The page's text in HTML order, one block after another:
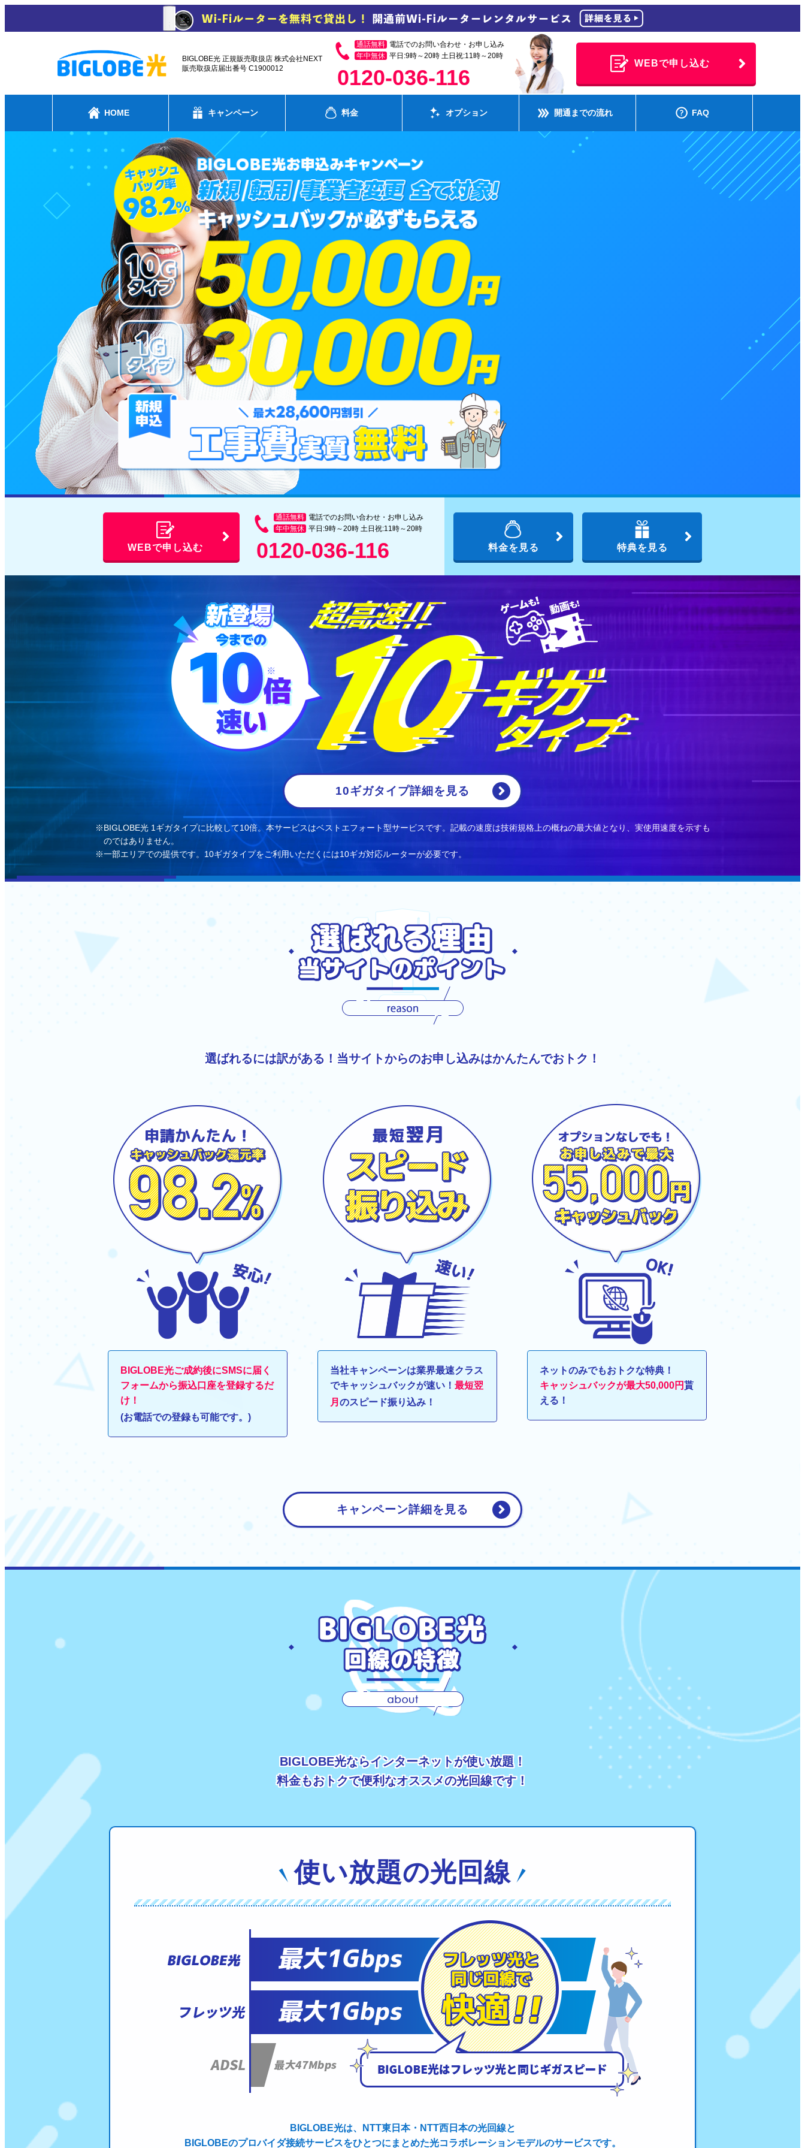
BIGLOBE光 正規販売取扱店 株式会社NEXT
販売取扱店届出番号 C1900012
通話無料 電話でのお問い合わせ・お申し込み
年中無休 平日:9時～20時 土日祝:11時～20時
0120-036-116
WEBで申し込む
HOME キャンペーン 料金 オプション 開通までの流れ FAQ
WEBで申し込む
通話無料 電話でのお問い合わせ・お申し込み
年中無休 平日:9時～20時 土日祝:11時～20時
0120-036-116 料金を見る 特典を見る
10ギガタイプ詳細 を見る
BIGLOBE光 1ギガタイプに比較して10倍。本サービスはベストエフォート型サービスです。記載の速度は技術規格上の概ねの最大値となり、実使用速度を示すも
のではありません。
一部エリアでの提供です。10ギガタイプをご利用いただくには10ギガ対応ルーターが必要です。
選ばれるには訳がある！当サイトからのお申し込みはかんたんでおトク！
BIGLOBE光ご成約後にSMSに届く
フォームから振込口座を登録するだ
け！
(お電話での登録も可能です。)
当社キャンペーンは業界最速クラス
でキャッシュバックが速い！ 最短翌
月 のスピード振り込み！
ネットのみでもおトクな特典！
キャッシュバックが最大50,000円貰
える！
キャンペーン詳細を見る
BIGLOBE光ならインターネットが使い放題！
料金もおトクで便利なオススメの光回線です！
使い放題の光回線
BIGLOBE光は、NTT東日本・NTT西日本の光回線と
BIGLOBEのプロバイダ接続サービスをひとつにまとめた光コラボレーションモデルのサービスです。